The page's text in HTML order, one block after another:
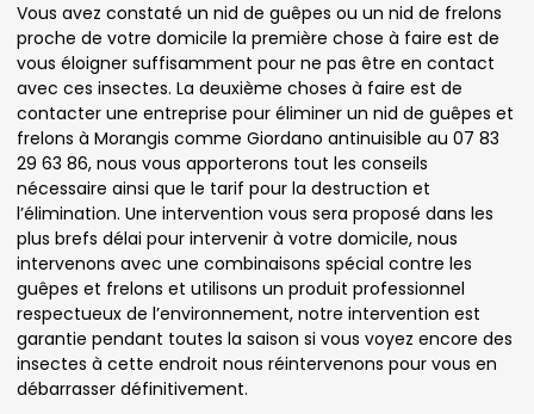
Vous avez constaté un nid de guêpes ou un nid de frelons
proche de votre domicile la première chose à faire est de
vous éloigner suffisamment pour ne pas être en contact
avec ces insectes. La deuxième choses à faire est de
contacter une entreprise pour éliminer un nid de guêpes et
frelons à Morangis comme Giordano antinuisible au 07 83
29 63 86, nous vous apporterons tout les conseils
nécessaire ainsi que le tarif pour la destruction et
l’élimination. Une intervention vous sera proposé dans les
plus brefs délai pour intervenir à votre domicile, nous
intervenons avec une combinaisons spécial contre les
guêpes et frelons et utilisons un produit professionnel
respectueux de l’environnement, notre intervention est
garantie pendant toutes la saison si vous voyez encore des
insectes à cette endroit nous réintervenons pour vous en
débarrasser définitivement.